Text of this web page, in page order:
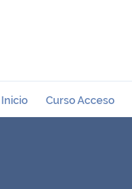
Inicio Curso Acceso